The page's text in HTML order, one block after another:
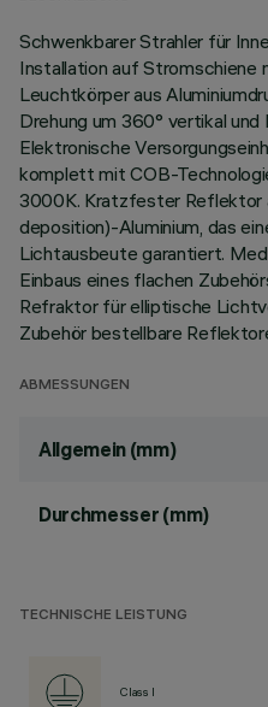
Schwenkbarer Strahler für
Installation auf Stromschiene
Leuchtkörper aus
Drehung um 360° vertikal
Elektronische
komplett mit COB-
3000K. Kratzfester Reflektor
deposition)-Aluminium, das
Lichtausbeute garantiert.
Einbaus eines flachen
Refraktor für elliptische
Zubehör bestellbare
ABMESSUNGEN
Allgemein (mm)
Durchmesser (mm)
TECHNISCHE LEISTUNG
Class I